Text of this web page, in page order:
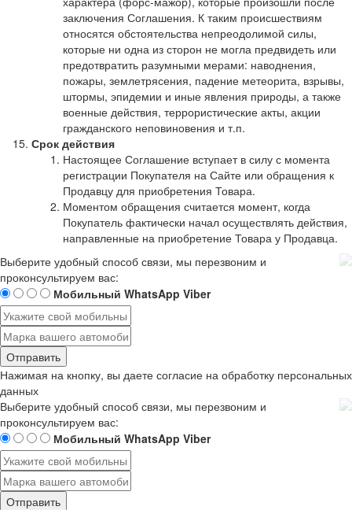
заключения Соглашения. К таким происшествиям
относятся обстоятельства непреодолимой силы,
которые ни одна из сторон не могла предвидеть или
предотвратить разумными мерами: наводнения,
пожары, землетрясения, падение метеорита, взрывы,
штормы, эпидемии и иные явления природы, а также
военные действия, террористические акты, акции
гражданского неповиновения и т.п.
Срок действия
Настоящее Соглашение вступает в силу с момента
регистрации Покупателя на Сайте или обращения к
Продавцу для приобретения Товара.
Моментом обращения считается момент, когда
Покупатель фактически начал осуществлять действия,
направленные на приобретение Товара у Продавца.
Выберите удобный способ связи, мы перезвоним и
проконсультируем вас:
Мобильный WhatsApp Viber
Отправить
Нажимая на кнопку, вы даете согласие на обработку персональных
данных
Выберите удобный способ связи, мы перезвоним и
проконсультируем вас:
Мобильный WhatsApp Viber
Отправить